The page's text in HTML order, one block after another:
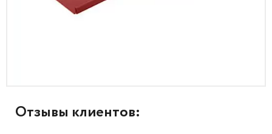
Отзывы клиентов: